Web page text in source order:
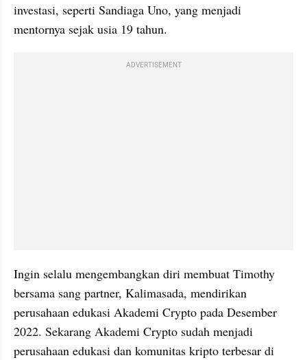
investasi, seperti Sandiaga Uno, yang menjadi
mentornya sejak usia 19 tahun.
ADVERTISEMENT
Ingin selalu mengembangkan diri membuat Timothy
bersama sang partner, Kalimasada, mendirikan
perusahaan edukasi Akademi Crypto pada Desember
2022. Sekarang Akademi Crypto sudah menjadi
perusahaan edukasi dan komunitas kripto terbesar di